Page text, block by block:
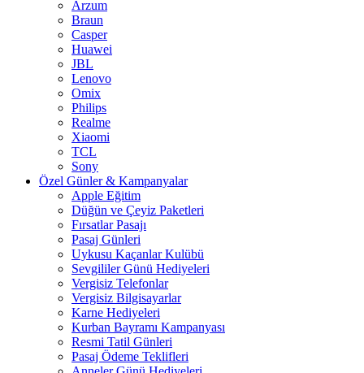
Arzum
Braun
Casper
Huawei
JBL
Lenovo
Omix
Philips
Realme
Xiaomi
TCL
Sony
Özel Günler & Kampanyalar
Apple Eğitim
Düğün ve Çeyiz Paketleri
Fırsatlar Pasajı
Pasaj Günleri
Uykusu Kaçanlar Kulübü
Sevgililer Günü Hediyeleri
Vergisiz Telefonlar
Vergisiz Bilgisayarlar
Karne Hediyeleri
Kurban Bayramı Kampanyası
Resmi Tatil Günleri
Pasaj Ödeme Teklifleri